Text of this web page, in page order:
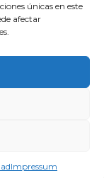
únicas en este
afectar
Impressum
su
fuerzas